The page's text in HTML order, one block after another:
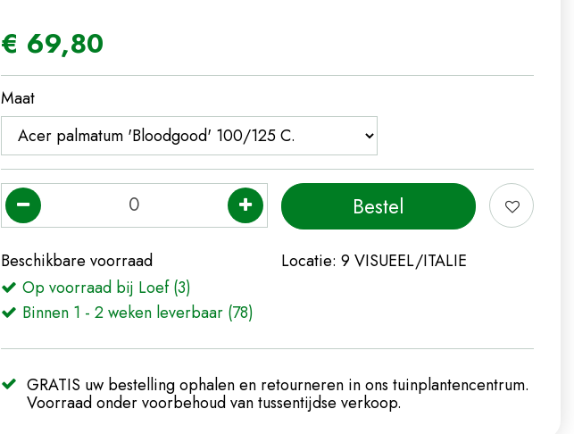
€ 69,80
Maat
Beschikbare voorraad
Op voorraad bij Loef (3)
Binnen 1 - 2 weken leverbaar (78)
Locatie: 9 VISUEEL/ITALIE
GRATIS uw bestelling ophalen en retourneren in ons tuinplantencentrum.
Voorraad onder voorbehoud van tussentijdse verkoop.